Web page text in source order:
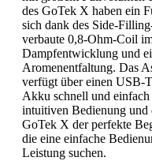
des GoTek X haben ein
sich dank des Side-
verbaute 0,8-Ohm-Coil
Dampfentwicklung und
Aromenentfaltung. Das
verfügt über einen USB-
Akku schnell und
intuitiven Bedienung und
GoTek X der perfekte
die eine einfache
Leistung suchen.